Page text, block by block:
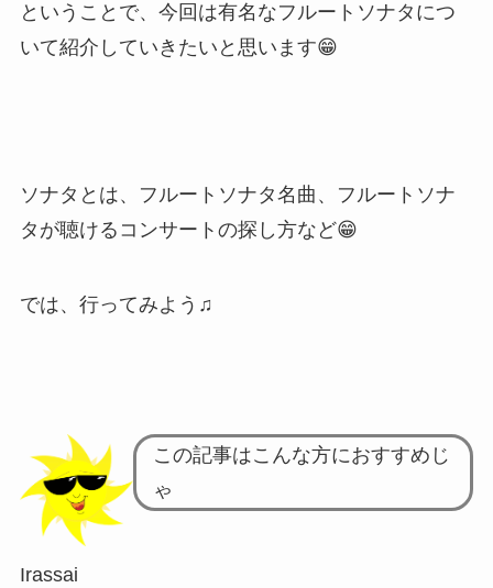
ということで、今回は有名なフルートソナタにつ
いて紹介していきたいと思います😁
ソナタとは、フルートソナタ名曲、フルートソナ
タが聴けるコンサートの探し方など😁
では、行ってみよう♫
Irassai
この記事はこんな方におすすめじ
ゃ